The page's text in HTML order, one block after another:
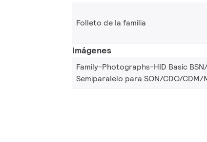
Folleto de la familia
Imágenes
Family-Photographs-HID Basic
Semiparalelo para SON/CDO/CDM/